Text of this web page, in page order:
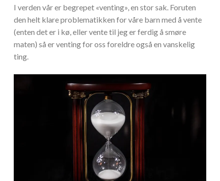
I verden vår er begrepet «venting», en stor sak. Foruten
den helt klare problematikken for våre barn med å vente
(enten det er i kø, eller vente til jeg er ferdig å smøre
maten) så er venting for oss foreldre også en vanskelig
ting.